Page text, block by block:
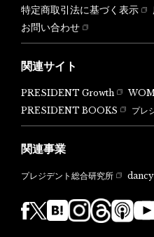
特定商取引法に基づく表示
お問い合わせ
関連サイト
PRESIDENT Growth
PRESIDENT BOOKS
プレ
関連事業
プレジデント総合研究所